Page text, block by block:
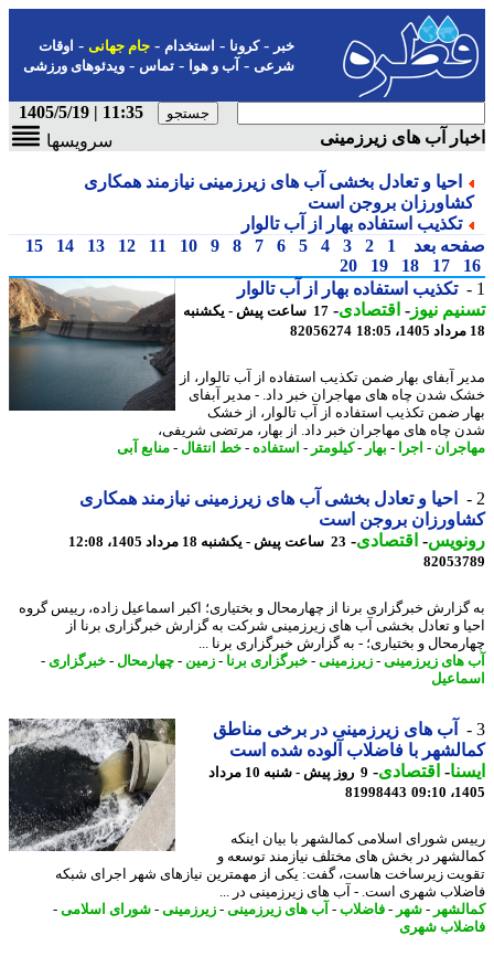
-کرونا-استخدام- جام جهانی-اوقات
شرعی-آب و هوا-تماس-ویدئوهای ورزشی
11:35 | 1405/5/19
آب های زیرزمینی
سرویسها
احیا و تعادل بخشی آب های زیرزمینی نیازمند همکاری
بروجن است
تکذیب استفاده بهار از آب تالوار
بعد
1
2
3
4
5
6
7
8
9
10
11
12
13
14
15
17
18
19
20
تکذیب استفاده بهار از آب تالوار
نیوز-اقتصادی-
17 ساعت پیش - یکشنبه
82056274
آبفای بهار ضمن تکذیب استفاده از آب تالوار، از
شدن چاه های مهاجران خبر داد. - مدیر آبفای
ضمن تکذیب استفاده از آب تالوار، از خشک
چاه های مهاجران خبر داد. از بهار، مرتضی شریفی،
- اجرا -بهار-کیلومتر-استفاده-خط انتقال-منابع آبی
احیا و تعادل بخشی آب های زیرزمینی نیازمند همکاری
بروجن است
-اقتصادی-23 ساعت پیش - یکشنبه 18 مرداد 1405، 12:08
خبرگزاری برنا از چهارمحال و بختیاری؛ اکبر اسماعیل زاده، رییس گروه
و تعادل بخشی آب های زیرزمینی شرکت به گزارش خبرگزاری برنا از
و بختیاری؛ - به گزارش خبرگزاری برنا ...
زیرزمینی-زیرزمینی-خبرگزاری برنا-زمین -چهارمحال-خبرگزاری
آب های زیرزمینی در برخی مناطق
با فاضلاب آلوده شده است
-اقتصادی-
9 روز پیش - شنبه 10 مرداد
81998443
شورای اسلامی کمالشهر با بیان اینکه
در بخش های مختلف نیازمند توسعه و
زیرساخت هاست، گفت: یکی از مهمترین نیازهای شهر اجرای شبکه
شهری است. - آب های زیرزمینی در ...
-شهر -فاضلاب-آب های زیرزمینی-زیرزمینی-شورای اسلامی-
شهری